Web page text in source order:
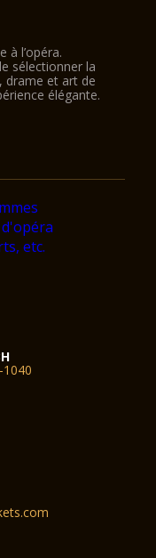
à l’opéra.
sélectionner la
drame et art de
élégante.